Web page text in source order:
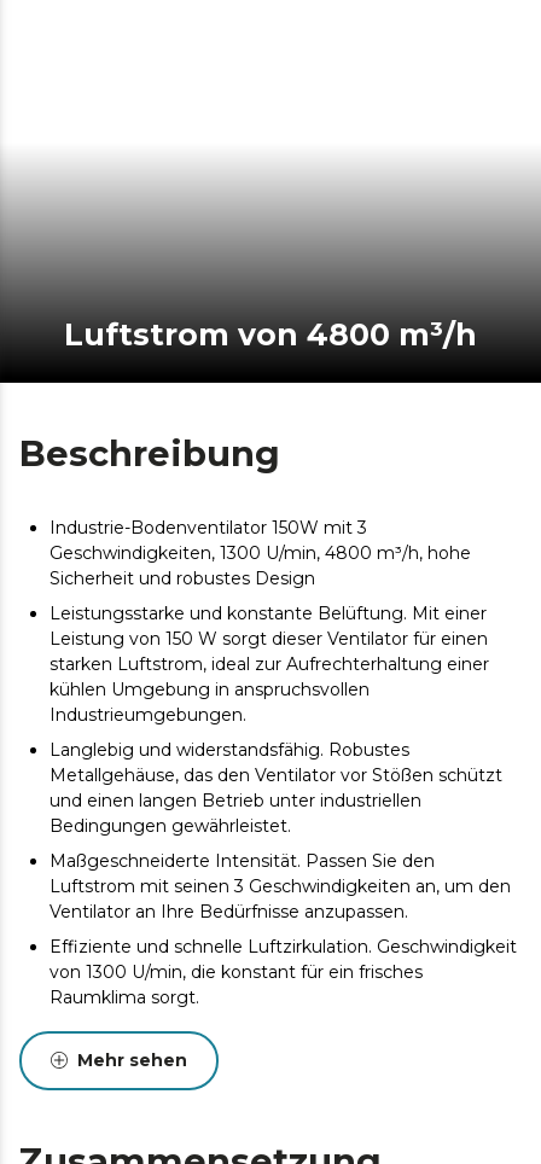
Luftstrom von 4800 m³/h
Beschreibung
Industrie-Bodenventilator 150W mit 3
Geschwindigkeiten, 1300 U/min, 4800 m³/h, hohe
Sicherheit und robustes Design
Leistungsstarke und konstante Belüftung. Mit einer
Leistung von 150 W sorgt dieser Ventilator für einen
starken Luftstrom, ideal zur Aufrechterhaltung einer
kühlen Umgebung in anspruchsvollen
Industrieumgebungen.
Langlebig und widerstandsfähig. Robustes
Metallgehäuse, das den Ventilator vor Stößen schützt
und einen langen Betrieb unter industriellen
Bedingungen gewährleistet.
Maßgeschneiderte Intensität. Passen Sie den
Luftstrom mit seinen 3 Geschwindigkeiten an, um den
Ventilator an Ihre Bedürfnisse anzupassen.
Effiziente und schnelle Luftzirkulation. Geschwindigkeit
von 1300 U/min, die konstant für ein frisches
Raumklima sorgt.
Effiziente Belüftung in jedem Raum. Mit einem
Luftdurchsatz von 4800 m³/h sorgt dieser Ventilator für
eine frische Umgebung in jedem Raum.
Mehr sehen